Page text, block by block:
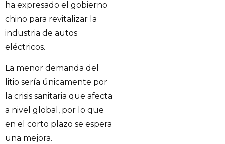
ha expresado el gobierno
chino para revitalizar la
industria de autos
eléctricos.
La menor demanda del
litio sería únicamente por
la crisis sanitaria que afecta
a nivel global, por lo que
en el corto plazo se espera
una mejora.